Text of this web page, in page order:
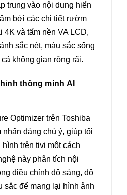
trung vào nội dung hiển
bởi các chi tiết rườm
4K và tấm nền VA LCD,
sắc nét, màu sắc sống
không gian rộng rãi.
thông minh AI
Optimizer trên Toshiba
đáng chú ý, giúp tối
trên tivi một cách
này phân tích nội
điều chỉnh độ sáng, độ
sắc để mang lại hình ảnh